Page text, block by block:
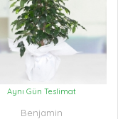
Aynı Gün Teslimat
Benjamin